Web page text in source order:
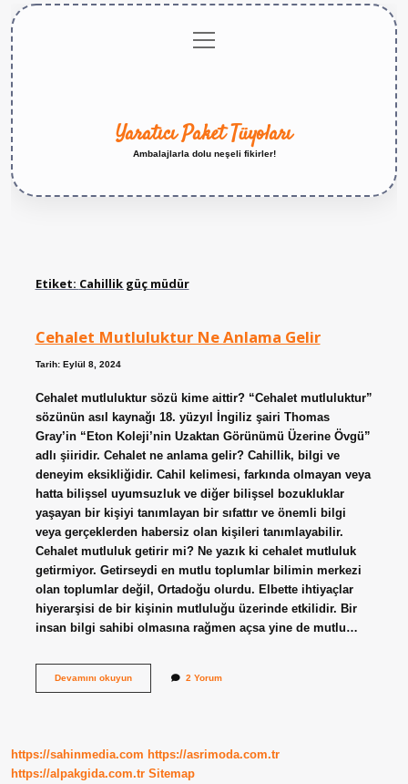
menüyü
aç
Yaratıcı Paket Tüyoları
Ambalajlarla dolu neşeli fikirler!
Etiket: Cahillik güç müdür
Cehalet Mutluluktur Ne Anlama Gelir
Tarih: Eylül 8, 2024
Cehalet mutluluktur sözü kime aittir? “Cehalet mutluluktur”
sözünün asıl kaynağı 18. yüzyıl İngiliz şairi Thomas
Gray’in “Eton Koleji’nin Uzaktan Görünümü Üzerine Övgü”
adlı şiiridir. Cehalet ne anlama gelir? Cahillik, bilgi ve
deneyim eksikliğidir. Cahil kelimesi, farkında olmayan veya
hatta bilişsel uyumsuzluk ve diğer bilişsel bozukluklar
yaşayan bir kişiyi tanımlayan bir sıfattır ve önemli bilgi
veya gerçeklerden habersiz olan kişileri tanımlayabilir.
Cehalet mutluluk getirir mi? Ne yazık ki cehalet mutluluk
getirmiyor. Getirseydi en mutlu toplumlar bilimin merkezi
olan toplumlar değil, Ortadoğu olurdu. Elbette ihtiyaçlar
hiyerarşisi de bir kişinin mutluluğu üzerinde etkilidir. Bir
insan bilgi sahibi olmasına rağmen açsa yine de mutlu…
Devamını okuyunCehalet
2 Yorum
https://sahinmedia.com https://asrimoda.com.tr
https://alpakgida.com.tr Sitemap